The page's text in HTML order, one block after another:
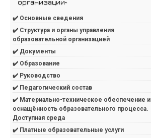
организации•
✔️ Основные сведения
✔️ Структура и органы управления
образовательной организацией
✔️ Документы
✔️ Образование
✔️ Руководство
✔️ Педагогический состав
✔️ Материально-техническое обеспечение и
оснащённость образовательного процесса.
Доступная среда
✔️ Платные образовательные услуги